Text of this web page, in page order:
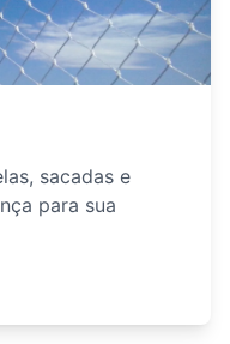
sacadas e
para sua